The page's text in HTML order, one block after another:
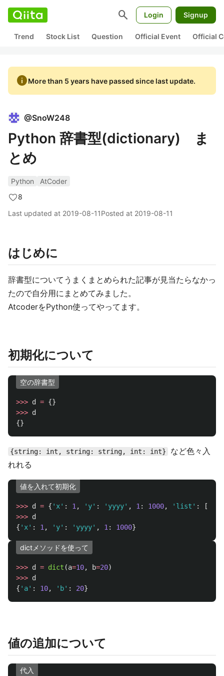
search Login Signup
Trend Stock List Question Official Event Official
infoMore than 5 years have passed since last update.
@SnoW248
Python 辞書型(dictionary) ま
とめ
Python
AtCoder
8
Last updated at 2019-08-11Posted at 2019-08-11
はじめに
辞書型についてうまくまとめられた記事が見当たらなかっ
たので自分用にまとめてみました。
AtcoderをPython使ってやってます。
初期化について
空の辞書型
>>> d = {}
>>> d
{}
{string: int, string: string, int: int}
など色々入
れれる
値を入れて初期化
>>> d = { ' x' : 1 , ' y' : ' yyyy' , 1 : 1000, ' list ' : [
>>> d
{ ' x' : 1 , ' y' : ' yyyy' , 1 : 1000}
dictメソッドを使って
>>> d = dict (a=10, b=20)
>>> d
{ ' a' : 10, ' b' : 20}
値の追加について
代入